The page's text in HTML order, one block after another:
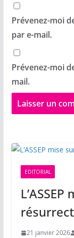
Prévenez-moi
par e-mail.
Prévenez-moi
mail.
EDITORIAL
21 janvier 2026